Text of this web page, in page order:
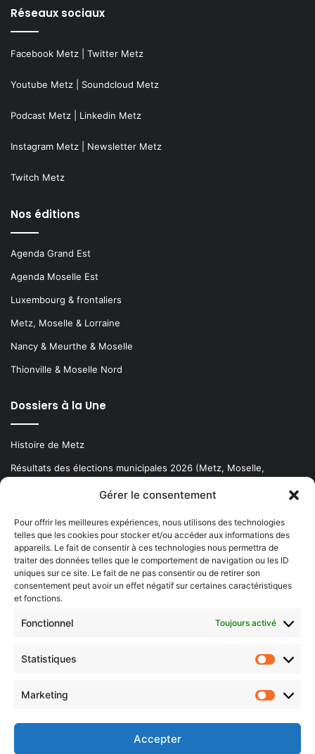
Gérer le consentement
Pour offrir les meilleures expériences, nous utilisons des technologies
telles que les cookies pour stocker et/ou accéder aux informations des
appareils. Le fait de consentir à ces technologies nous permettra de
traiter des données telles que le comportement de navigation ou les ID
uniques sur ce site. Le fait de ne pas consentir ou de retirer son
consentement peut avoir un effet négatif sur certaines caractéristiques
et fonctions.
Fonctionnel Toujours activé
Statistiques
Marketing
Accepter
Réseaux sociaux
Facebook Metz Twitter Metz
Youtube Metz Soundcloud Metz
Podcast Metz Linkedin Metz
Instagram Metz Newsletter Metz
Twitch Metz
Nos éditions
Agenda Grand Est
Agenda Moselle Est
Luxembourg & frontaliers
Metz, Moselle & Lorraine
Nancy & Meurthe & Moselle
Thionville & Moselle Nord
Dossiers à la Une
Histoire de Metz
Résultats des élections municipales 2026 (Metz, Moselle,
Newsletter gratuite
Choisissez : matin, soir ou hebdo ?
votre